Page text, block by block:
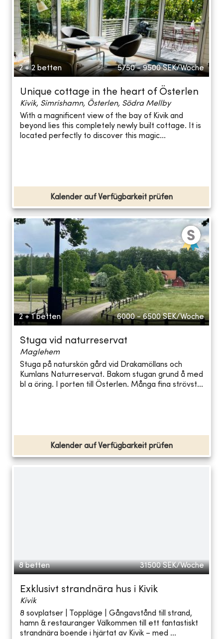
2 + 2 betten 5750 - 9500 SEK/Woche
Unique cottage in the heart of Österlen
Kivik, Simrishamn, Österlen, Södra Mellby
With a magnificent view of the bay of Kivik and
beyond lies this completely newly built cottage. It is
located perfectly to discover this magic...
Kalender auf Verfügbarkeit prüfen
2 + 1 betten 6000 - 6500 SEK/Woche
Stuga vid naturreservat
Maglehem
Stuga på naturskön gård vid Drakamöllans och
Kumlans Naturreservat. Bakom stugan grund å med
bl a öring. I porten till Österlen. Många fina strövst...
Kalender auf Verfügbarkeit prüfen
8 betten 31500 SEK/Woche
Exklusivt strandnära hus i Kivik
Kivik
8 sovplatser | Toppläge | Gångavstånd till strand,
hamn & restauranger Välkommen till ett fantastiskt
strandnära boende i hjärtat av Kivik – med ...